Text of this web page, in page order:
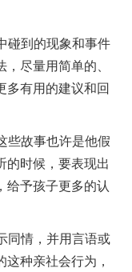
碰到的现象和事件
尽量用简单的、
多有用的建议和回
些故事也许是他假
的时候，要表现出
给予孩子更多的认
同情，并用言语或
种亲社会行为，